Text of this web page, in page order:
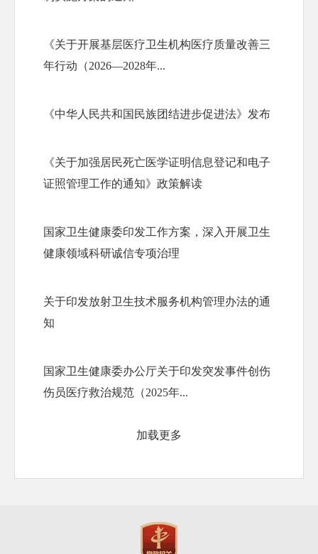
《关于开展基层医疗卫生机构医疗质量改善三
年行动（2026—2028年...
《中华人民共和国民族团结进步促进法》发布
《关于加强居民死亡医学证明信息登记和电子
证照管理工作的通知》政策解读
国家卫生健康委印发工作方案，深入开展卫生
健康领域科研诚信专项治理
关于印发放射卫生技术服务机构管理办法的通
知
国家卫生健康委办公厅关于印发突发事件创伤
伤员医疗救治规范（2025年...
加载更多